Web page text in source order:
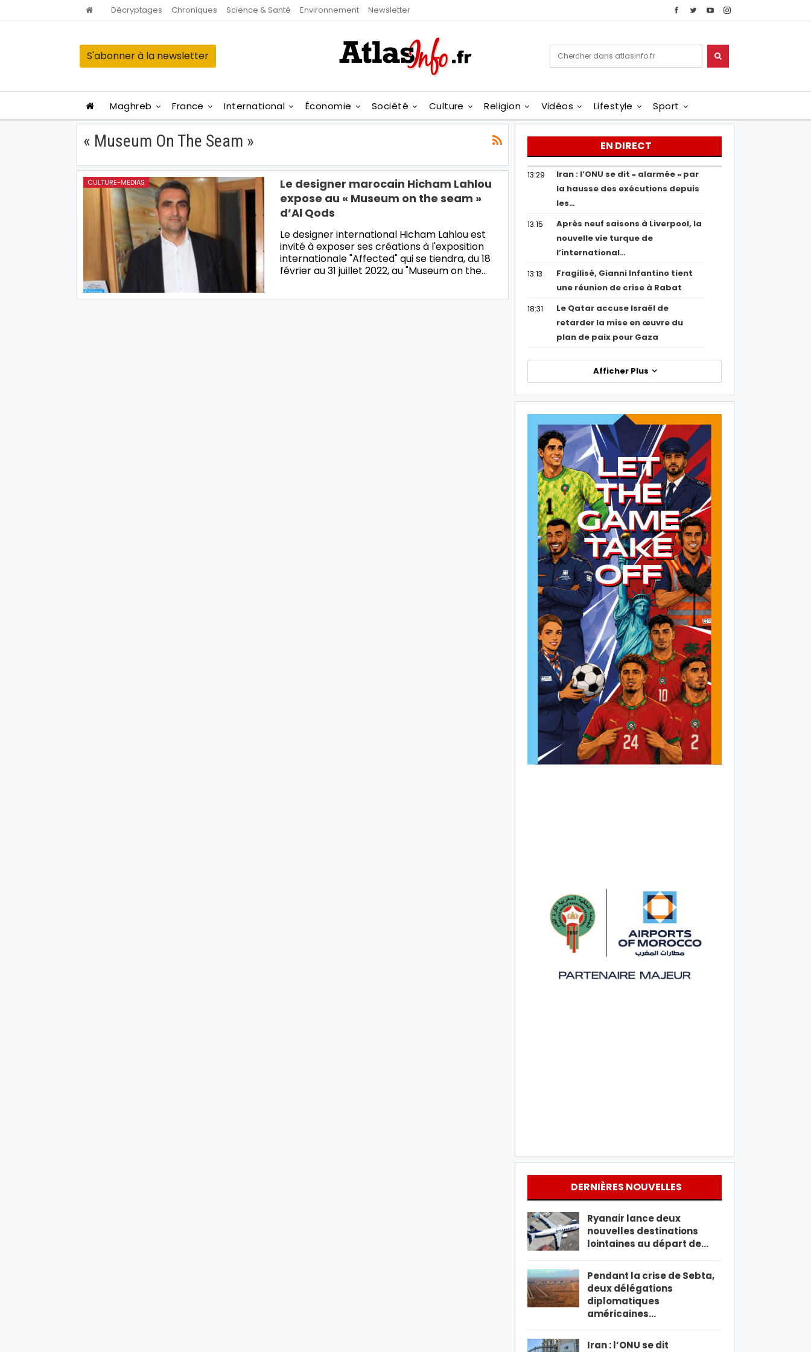
Décryptages Chroniques Science & Santé Environnement Newsletter
S'abonner à la newsletter
Maghreb France International Économie Société Culture Religion Vidéos Lifestyle Sport
« Museum On The Seam »
CULTURE-MEDIAS
Le designer marocain Hicham Lahlou
expose au « Museum on the seam »
d’Al Qods
Le designer international Hicham Lahlou est
invité à exposer ses créations à l'exposition
internationale "Affected" qui se tiendra, du 18
février au 31 juillet 2022, au "Museum on the…
EN DIRECT
13:29
Iran : l’ONU se dit « alarmée » par
la hausse des exécutions depuis
les…
13:15
Après neuf saisons à Liverpool, la
nouvelle vie turque de
l’international…
13:13
Fragilisé, Gianni Infantino tient
une réunion de crise à Rabat
18:31
Le Qatar accuse Israël de
retarder la mise en œuvre du
plan de paix pour Gaza
Afficher Plus
DERNIÈRES NOUVELLES
Ryanair lance deux
nouvelles destinations
lointaines au départ de…
Pendant la crise de Sebta,
deux délégations
diplomatiques
américaines…
Iran : l’ONU se dit